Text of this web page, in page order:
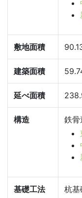
敷地面積
建築面積
延べ面積
構造
鉄骨
基礎工法
杭基